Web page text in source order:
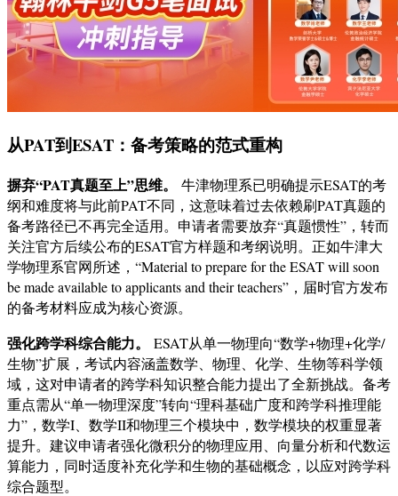
从PAT到ESAT：备考策略的范式重构
摒弃“PAT真题至上”思维。
牛津物理系已明确提示ESAT的考
纲和难度将与此前PAT不同，这意味着过去依赖刷PAT真题的
备考路径已不再完全适用。申请者需要放弃“真题惯性”，转而
关注官方后续公布的ESAT官方样题和考纲说明。正如牛津大
学物理系官网所述，“Material to prepare for the ESAT will soon
be made available to applicants and their teachers”，届时官方发布
的备考材料应成为核心资源。
强化跨学科综合能力。
ESAT从单一物理向“数学+物理+化学/
生物”扩展，考试内容涵盖数学、物理、化学、生物等科学领
域，这对申请者的跨学科知识整合能力提出了全新挑战。备考
重点需从“单一物理深度”转向“理科基础广度和跨学科推理能
力”，数学I、数学II和物理三个模块中，数学模块的权重显著
提升。建议申请者强化微积分的物理应用、向量分析和代数运
算能力，同时适度补充化学和生物的基础概念，以应对跨学科
综合题型。